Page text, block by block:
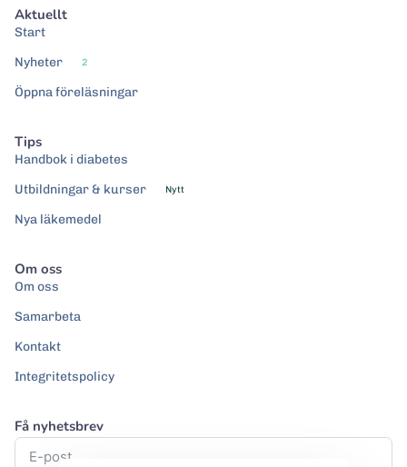
Aktuellt
Start
Nyheter
2
Öppna föreläsningar
Tips
Handbok i diabetes
Utbildningar & kurser
Nytt
Nya läkemedel
Om oss
Om oss
Samarbeta
Kontakt
Integritetspolicy
Få nyhetsbrev